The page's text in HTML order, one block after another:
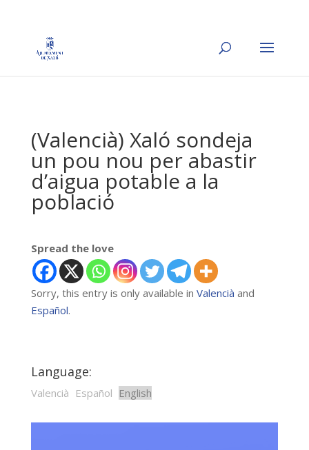
(Valencià) Xaló sondeja
un pou nou per abastir
d’aigua potable a la
població
Spread the love
Sorry, this entry is only available in Valencià and
Español.
Language:
Valencià Español English